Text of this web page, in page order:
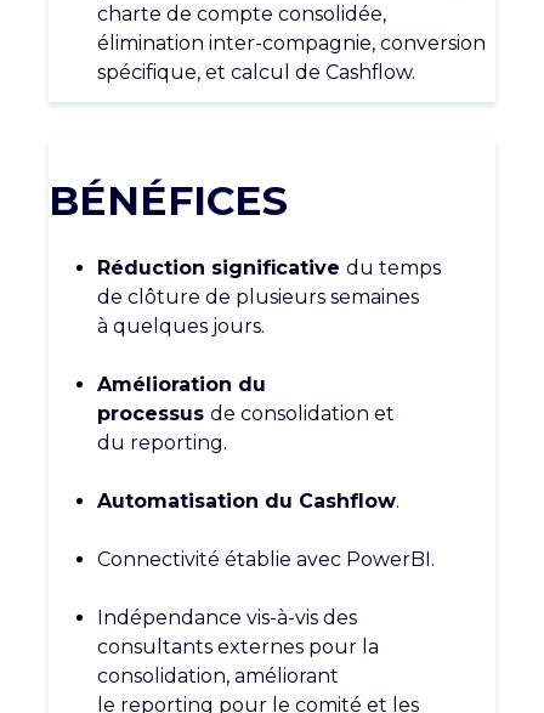
charte de compte consolidée,
élimination inter-compagnie, conversion
spécifique, et calcul de Cashflow.
BÉNÉFICES
Réduction significative du temps
de clôture de plusieurs semaines
à quelques jours.
Amélioration du
processus de consolidation et
du reporting.
Automatisation du Cashflow.
Connectivité établie avec PowerBI.
Indépendance vis-à-vis des
consultants externes pour la
consolidation, améliorant
le reporting pour le comité et les